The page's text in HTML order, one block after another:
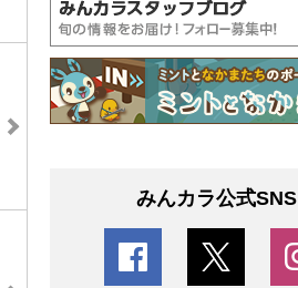
みんカラ公式SNS